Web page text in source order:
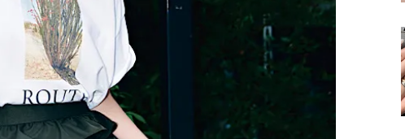
BEAUTY Nov, 17, 2025
【落ちない名品リップ10選】塗
り直しできない・皮むけしやす
いetc.悩みをクリア | CLASSY.[ク
ラッシィ]
WEDDING
【トレンドの巻き方３選】結婚
式ゲスト服の鉄板“シンプル黒ワ
ンピ”は『スカーフ』で盛るのが